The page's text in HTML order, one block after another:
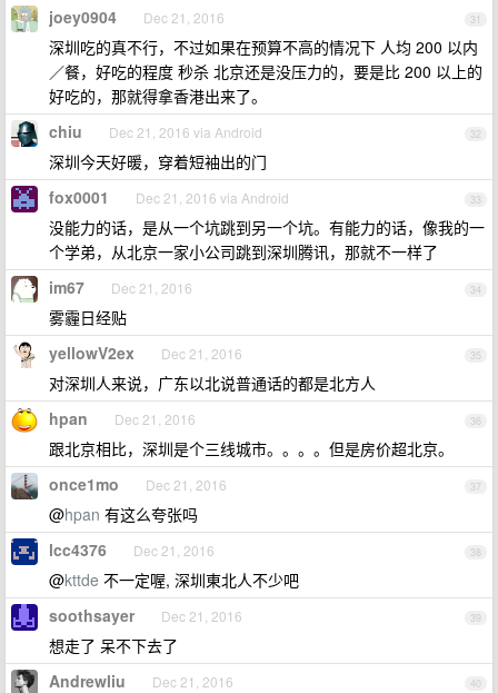
31
joey0904 Dec 21, 2016
深圳吃的真不行，不过如果在预算不高的情况下 人均 200 以内
／餐，好吃的程度 秒杀 北京还是没压力的，要是比 200 以上的
好吃的，那就得拿香港出来了。
32
chiu Dec 21, 2016 via Android
深圳今天好暖，穿着短袖出的门
33
fox0001 Dec 21, 2016 via Android
没能力的话，是从一个坑跳到另一个坑。有能力的话，像我的一
个学弟，从北京一家小公司跳到深圳腾讯，那就不一样了
34
im67 Dec 21, 2016
雾霾日经贴
35
yellowV2ex Dec 21, 2016
对深圳人来说，广东以北说普通话的都是北方人
36
hpan Dec 21, 2016
跟北京相比，深圳是个三线城市。。。。但是房价超北京。
37
once1mo Dec 21, 2016
@hpan 有这么夸张吗
38
lcc4376 Dec 21, 2016
@kttde 不一定喔, 深圳東北人不少吧
39
soothsayer Dec 21, 2016
想走了 呆不下去了
40
Andrewliu Dec 21, 2016